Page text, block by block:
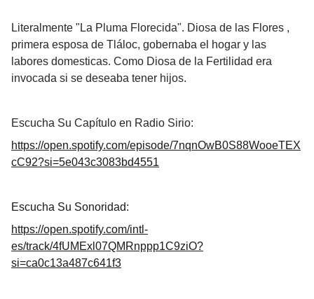
Literalmente "La Pluma Florecida". Diosa de las Flores ,
primera esposa de Tláloc, gobernaba el hogar y las
labores domesticas. Como Diosa de la Fertilidad era
invocada si se deseaba tener hijos.
Escucha Su Capítulo en Radio Sirio:
https://open.spotify.com/episode/7nqnOwB0S88WooeTEX
cC92?si=5e043c3083bd4551
Escucha Su Sonoridad:
https://open.spotify.com/intl-
es/track/4fUMExl07QMRnppp1C9ziO?
si=ca0c13a487c641f3